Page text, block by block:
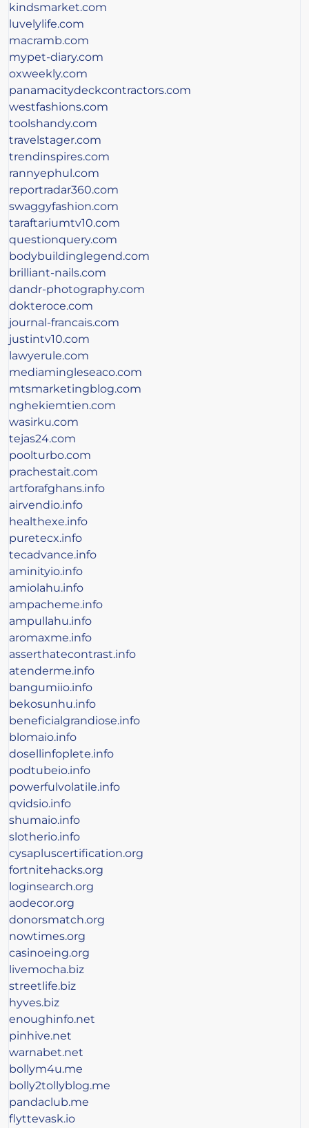
kindsmarket.com
luvelylife.com
macramb.com
mypet-diary.com
oxweekly.com
panamacitydeckcontractors.com
westfashions.com
toolshandy.com
travelstager.com
trendinspires.com
rannyephul.com
reportradar360.com
swaggyfashion.com
taraftariumtv10.com
questionquery.com
bodybuildinglegend.com
brilliant-nails.com
dandr-photography.com
dokteroce.com
journal-francais.com
justintv10.com
lawyerule.com
mediamingleseaco.com
mtsmarketingblog.com
nghekiemtien.com
wasirku.com
tejas24.com
poolturbo.com
prachestait.com
artforafghans.info
airvendio.info
healthexe.info
puretecx.info
tecadvance.info
aminityio.info
amiolahu.info
ampacheme.info
ampullahu.info
aromaxme.info
asserthatecontrast.info
atenderme.info
bangumiio.info
bekosunhu.info
beneficialgrandiose.info
blomaio.info
dosellinfoplete.info
podtubeio.info
powerfulvolatile.info
qvidsio.info
shumaio.info
slotherio.info
cysapluscertification.org
fortnitehacks.org
loginsearch.org
aodecor.org
donorsmatch.org
nowtimes.org
casinoeing.org
livemocha.biz
streetlife.biz
hyves.biz
enoughinfo.net
pinhive.net
warnabet.net
bollym4u.me
bolly2tollyblog.me
pandaclub.me
flyttevask.io